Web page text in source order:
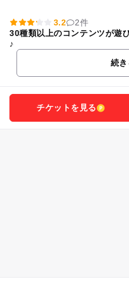
3.2
2件
30種類以上のコンテンツが遊
♪
続
チケットを見る